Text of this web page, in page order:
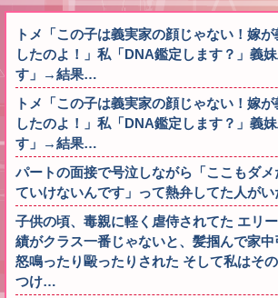
トメ「この子は義実家の顔じゃない！嫁
したのよ！」私「DNA鑑定します？」義
す」→結果…
トメ「この子は義実家の顔じゃない！嫁
したのよ！」私「DNA鑑定します？」義
す」→結果…
パートの面接で号泣しながら「ここもダ
ていけないんです」って熱弁してた人がい
子供の頃、毒親に軽く虐侍されてた エリ
績がクラス一番じゃないと、髪掴んで家中
怒鳴ったり毆ったりされた そして私はそ
つけ…